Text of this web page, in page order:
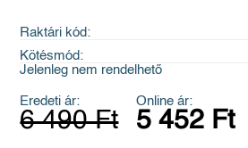
Raktári kód:
Kötésmód:
Jelenleg nem rendelhető
Eredeti ár:
6 490 Ft
Online ár:
5 452 Ft